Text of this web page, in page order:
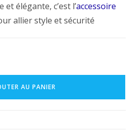
élégante, c’est l’accessoire
allier style et sécurité
AU PANIER